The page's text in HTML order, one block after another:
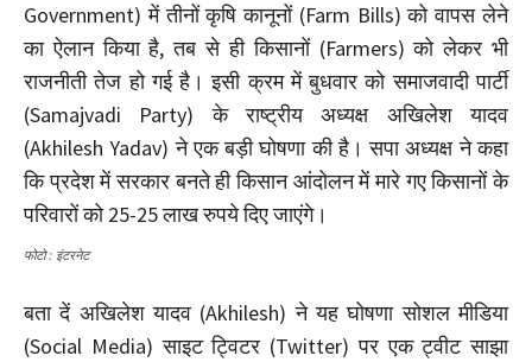
Government) में तीनों कृषि कानूनों (Farm Bills) को वापस लेने
का ऐलान किया है, तब से ही किसानों (Farmers) को लेकर भी
राजनीती तेज हो गई है। इसी क्रम में बुधवार को समाजवादी पार्टी
(Samajvadi Party) के राष्ट्रीय अध्यक्ष अखिलेश यादव
(Akhilesh Yadav) ने एक बड़ी घोषणा की है। सपा अध्यक्ष ने कहा
कि प्रदेश में सरकार बनते ही किसान आंदोलन में मारे गए किसानों के
परिवारों को 25-25 लाख रुपये दिए जाएंगे।
फोटो : इंटरनेट
बता दें अखिलेश यादव (Akhilesh) ने यह घोषणा सोशल मीडिया
(Social Media) साइट ट्विटर (Twitter) पर एक ट्वीट साझा